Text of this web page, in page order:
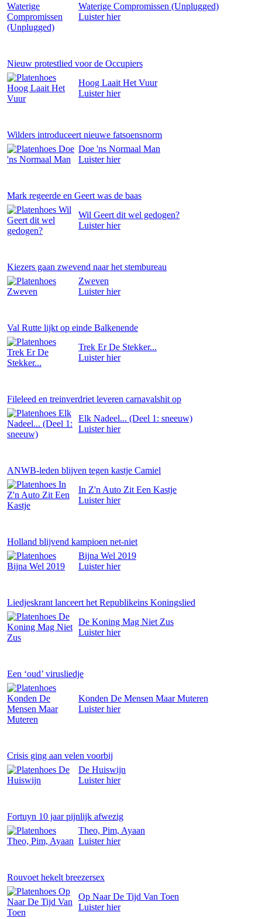
Waterige Compromissen (Unplugged)
Luisterhier
Nieuw protestlied voor de Occupiers
Hoog Laait Het Vuur
Luisterhier
Wilders introduceert nieuwe fatsoensnorm
Doe 'ns Normaal Man
Luisterhier
Mark regeerde en Geert was de baas
Wil Geert dit wel gedogen?
Luisterhier
Kiezers gaan zwevend naar het stembureau
Zweven
Luisterhier
Val Rutte lijkt op einde Balkenende
Trek Er De Stekker...
Luisterhier
Fileleed en treinverdriet leveren carnavalshit op
Elk Nadeel... (Deel 1: sneeuw)
Luisterhier
ANWB-leden blijven tegen kastje Camiel
In Z'n Auto Zit Een Kastje
Luisterhier
Holland blijvend kampioen net-niet
Bijna Wel 2019
Luisterhier
Liedjeskrant lanceert het Republikeins Koningslied
De Koning Mag Niet Zus
Luisterhier
Een ‘oud’ virusliedje
Konden De Mensen Maar Muteren
Luisterhier
Crisis ging aan velen voorbij
De Huiswijn
Luisterhier
Fortuyn 10 jaar pijnlijk afwezig
Theo, Pim, Ayaan
Luisterhier
Rouvoet hekelt breezersex
Op Naar De Tijd Van Toen
Luisterhier